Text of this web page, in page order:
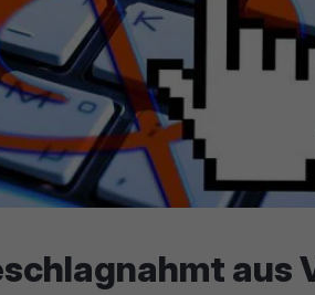
aus